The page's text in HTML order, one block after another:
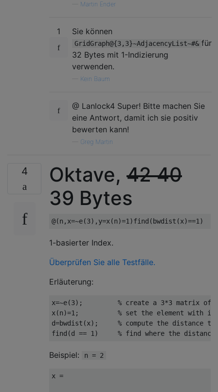
Martin Ender
1 Sie können
GridGraph@{3,3}~AdjacencyList~#& für
32 Bytes mit 1-Indizierung
verwenden.
Kein Baum
@ Lanlock4 Super! Bitte machen Sie
eine Antwort, damit ich sie positiv
bewerten kann!
Greg Martin
4 Oktave, 4240
39 Bytes
@(n , x=~e(3) , y=x(n)=1 )find ( bwdist (x)==1 )
1-basierter Index.
Überprüfen Sie alle Testfälle.
Erläuterung:
x=~e(3) ;
% create a 3*3 matrix of
x(n)=1 ;
% set the element with
d=bwdist (x) ;
% compute the distance
find (d == 1 ) % find where the
Beispiel: n = 2
x =